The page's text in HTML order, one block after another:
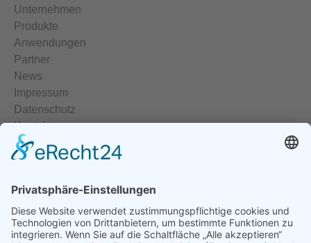
Unternehmen
Produkte
Anwendungen
Partner
News
Impressum
Datenschutz
Kontakt
Temperiergeräte
Temperaturregler
Halbleiterrelais